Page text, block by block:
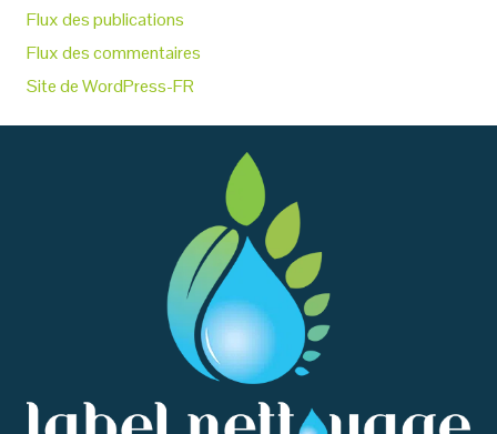
Flux des publications
Flux des commentaires
Site de WordPress-FR